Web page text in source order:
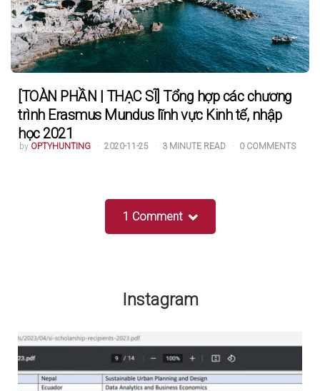
[TOÀN PHẦN | THẠC SĨ] Tổng hợp các chương
trình Erasmus Mundus lĩnh vực Kinh tế, nhập
học 2021
POSTED
BY
by OPTYHUNTING 2020-11-25 3MINUTE READ 0 COMMENTS
1 Comment
Instagram